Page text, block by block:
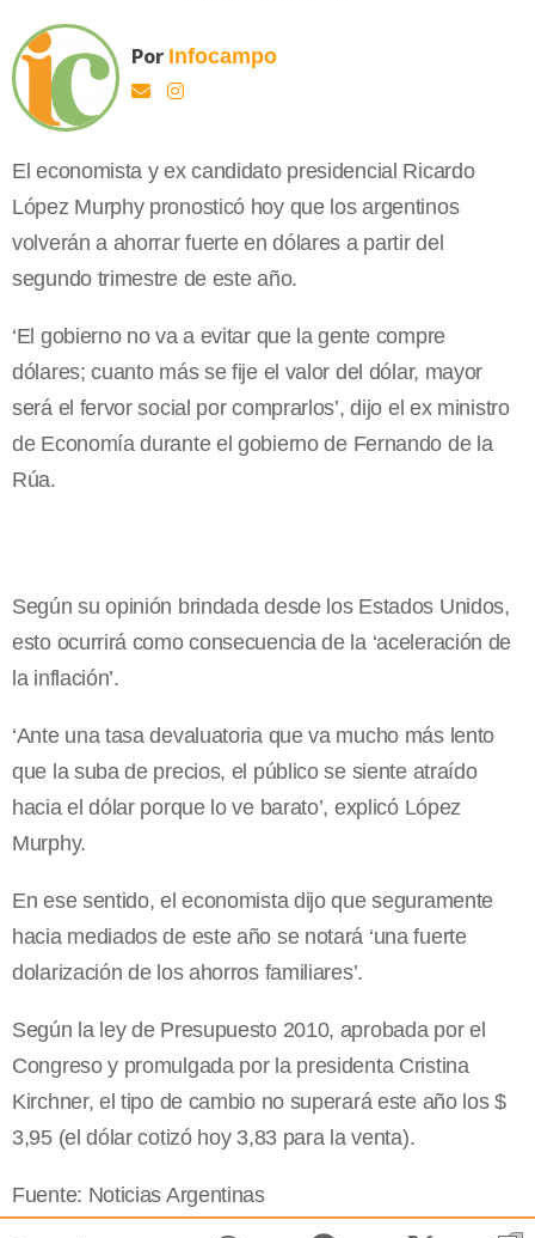
Por Infocampo
El economista y ex candidato presidencial Ricardo
López Murphy pronosticó hoy que los argentinos
volverán a ahorrar fuerte en dólares a partir del
segundo trimestre de este año.
‘El gobierno no va a evitar que la gente compre
dólares; cuanto más se fije el valor del dólar, mayor
será el fervor social por comprarlos’, dijo el ex ministro
de Economía durante el gobierno de Fernando de la
Rúa.
Según su opinión brindada desde los Estados Unidos,
esto ocurrirá como consecuencia de la ‘aceleración de
la inflación’.
‘Ante una tasa devaluatoria que va mucho más lento
que la suba de precios, el público se siente atraído
hacia el dólar porque lo ve barato’, explicó López
Murphy.
En ese sentido, el economista dijo que seguramente
hacia mediados de este año se notará ‘una fuerte
dolarización de los ahorros familiares’.
Según la ley de Presupuesto 2010, aprobada por el
Congreso y promulgada por la presidenta Cristina
Kirchner, el tipo de cambio no superará este año los $
3,95 (el dólar cotizó hoy 3,83 para la venta).
Fuente: Noticias Argentinas